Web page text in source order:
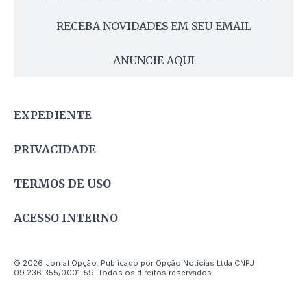
RECEBA NOVIDADES EM SEU EMAIL
ANUNCIE AQUI
EXPEDIENTE
PRIVACIDADE
TERMOS DE USO
ACESSO INTERNO
© 2026 Jornal Opção. Publicado por Opção Notícias Ltda CNPJ
09.236.355/0001-59. Todos os direitos reservados.